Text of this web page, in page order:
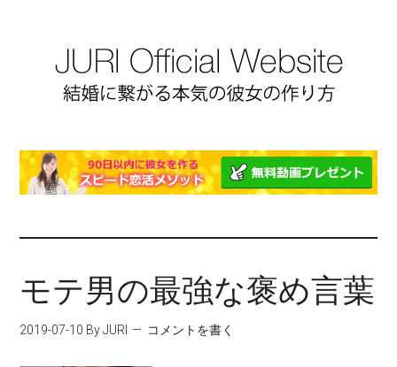
モテ男の最強な褒め言葉
2019-07-10 By JURI コメントを書く